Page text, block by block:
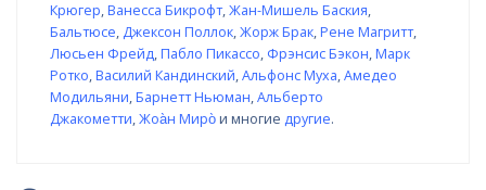
Крюгер,Ванесса Бикрофт,Жан-Мишель Баския,
Бальтюсе, Джексон Поллок,Жорж Брак,Рене Магритт,
Люсьен Фрейд,Пабло Пикассо, Фрэнсис Бэкон,Марк
Ротко,Василий Кандинский,Альфонс Муха,Амедео
Модильяни,Барнетт Ньюман,Альберто
Джакометти,Жоа̀н Миро̀и многие другие.